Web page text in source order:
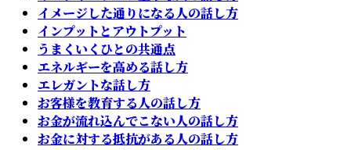
イメージした通りになる人の話し方
インプットとアウトプット
うまくいくひとの共通点
エネルギーを高める話し方
エレガントな話し方
お客様を教育する人の話し方
お金が流れ込んでこない人の話し方
お金に対する抵抗がある人の話し方